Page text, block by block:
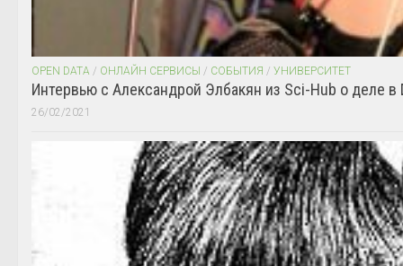
OPEN DATA / ОНЛАЙН СЕРВИСЫ / СОБЫТИЯ / УНИВЕРСИТЕТ
Интервью с Александрой Элбакян из Sci-Hub о деле в
26/02/2021